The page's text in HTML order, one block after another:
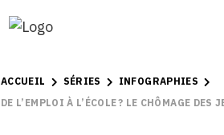
ACCUEIL SÉRIES
INFOGRAPHIES
DE L’EMPLOI À L’ÉCOLE ? LE CHÔMAGE DES